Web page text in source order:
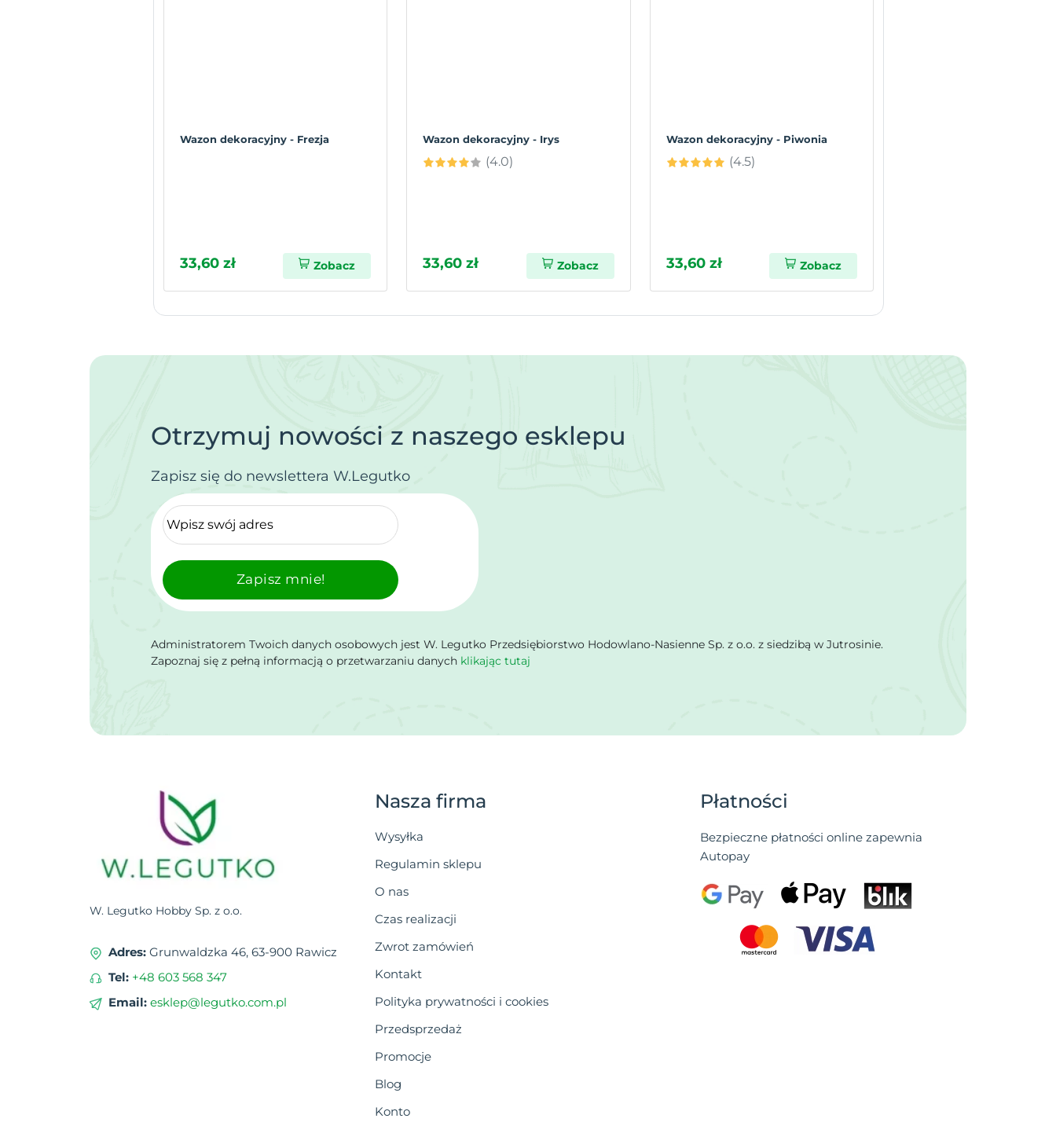
Wazon dekoracyjny - Frezja
33,60 zł Zobacz
Wazon dekoracyjny - Irys
(4.0)
33,60 zł Zobacz
Wazon dekoracyjny - Piwonia
(4.5)
33,60 zł Zobacz
Otrzymuj nowości z naszego esklepu
Zapisz się do newslettera W.Legutko
Zapisz mnie!
Administratorem Twoich danych osobowych jest W. Legutko Przedsiębiorstwo Hodowlano-Nasienne Sp. z o.o. z siedzibą w Jutrosinie.
Zapoznaj się z pełną informacją o przetwarzaniu danych klikając tutaj
W. Legutko Hobby Sp. z o.o.
Adres: Grunwaldzka 46, 63-900 Rawicz
Tel: +48 603 568 347
Email: esklep@legutko.com.pl
Nasza firma
Wysyłka
Regulamin sklepu
O nas
Czas realizacji
Zwrot zamówień
Kontakt
Polityka prywatności i cookies
Przedsprzedaż
Promocje
Blog
Konto
Płatności
Bezpieczne płatności online zapewnia
Autopay